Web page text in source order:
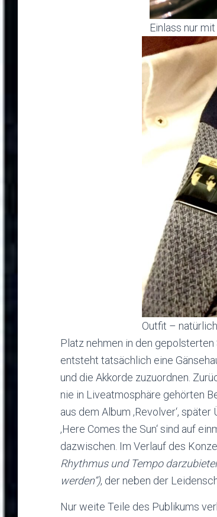
Einlass nur
Outfit –
Platz nehmen in den
entsteht tatsächlich eine
und die Akkorde zuzuordnen.
nie in Liveatmosphäre gehörten
aus dem Album ‚Revolver‘, später
‚Here Comes the Sun‘ sind auf
dazwischen. Im Verlauf des
Rhythmus und Tempo
werden“), der neben der
Nur weite Teile des Publikums